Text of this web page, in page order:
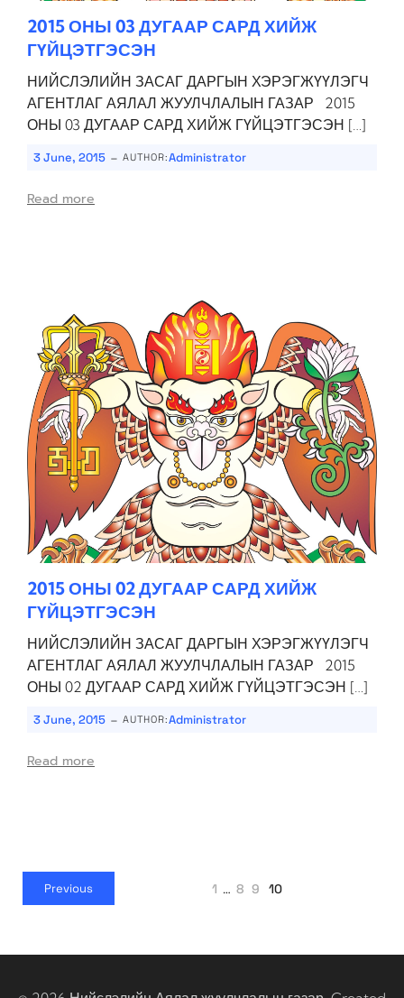
2015 ОНЫ 03 ДУГААР САРД ХИЙЖ
ГҮЙЦЭТГЭСЭН
НИЙСЛЭЛИЙН ЗАСАГ ДАРГЫН ХЭРЭГЖҮҮЛЭГЧ
АГЕНТЛАГ АЯЛАЛ ЖУУЛЧЛАЛЫН ГАЗАР 2015
ОНЫ 03 ДУГААР САРД ХИЙЖ ГҮЙЦЭТГЭСЭН […]
3 June, 2015 - AUTHOR:Administrator
Read more
2015 ОНЫ 02 ДУГААР САРД ХИЙЖ
ГҮЙЦЭТГЭСЭН
НИЙСЛЭЛИЙН ЗАСАГ ДАРГЫН ХЭРЭГЖҮҮЛЭГЧ
АГЕНТЛАГ АЯЛАЛ ЖУУЛЧЛАЛЫН ГАЗАР 2015
ОНЫ 02 ДУГААР САРД ХИЙЖ ГҮЙЦЭТГЭСЭН […]
3 June, 2015 - AUTHOR:Administrator
Read more
Previous 1 … 8 9 10